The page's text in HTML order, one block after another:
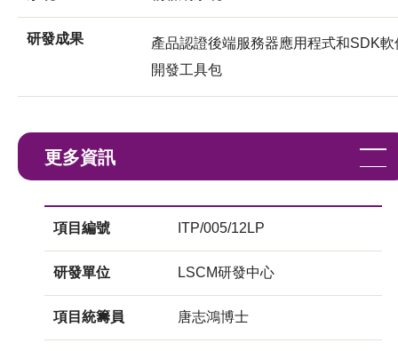
研發成果
產品認證後端服務器應用程式和SDK軟
開發工具包
更多資訊
項目編號 ITP/005/12LP
研發單位 LSCM研發中心
項目統籌員 唐志鴻博士